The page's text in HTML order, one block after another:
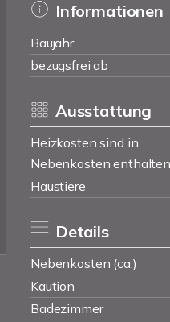
Informationen
Baujahr
bezugsfrei ab
Ausstattung
Heizkosten sind in
Nebenkosten enthalten
Haustiere
Details
Nebenkosten (ca.)
Kaution
Badezimmer